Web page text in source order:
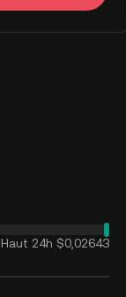
Haut 24h $0,02643